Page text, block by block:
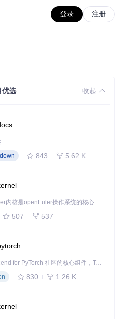
登录 注册
优选 收起
843 5.62 K
openEuler内核是openEuler操作系统的核心，既是系统性能与稳定性的基石，也是连接处理器、设备与服务的桥梁。
507 537
作为 Ascend for PyTorch 社区的核心组件，TorchNPU 是昇腾专为 PyTorch 打造的深度学习适配插件，使 PyTorch 框架能够直接调用昇腾 NPU，为开发者提供昇腾 AI 处理器的超强算力。
830 1.26 K